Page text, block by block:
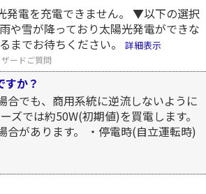
発電を充電できません。 ▼以下の選択
や雪が降っており太陽光発電ができな
でお待ちください。
詳細表示
ザードご質問
か？
合でも、商用系統に逆流しないように
ズでは約50W(初期値)を買電します。
合があります。 ・停電時(自立運転時)